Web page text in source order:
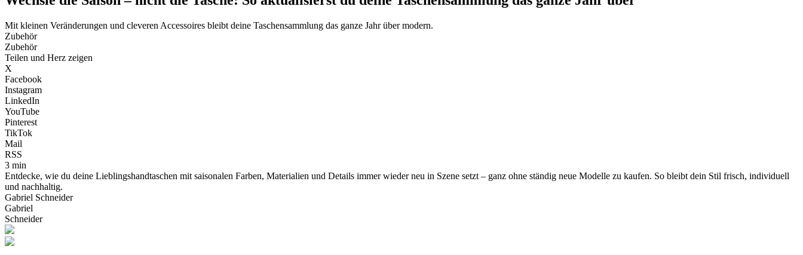
Mit kleinen Veränderungen und cleveren Accessoires bleibt deine Taschensammlung das ganze Jahr über modern.
Zubehör
Zubehör
Teilen und Herz zeigen
X
Facebook
Instagram
LinkedIn
YouTube
Pinterest
TikTok
Mail
RSS
3 min
Entdecke, wie du deine Lieblingshandtaschen mit saisonalen Farben, Materialien und Details immer wieder neu in Szene setzt – ganz ohne ständig neue Modelle zu kaufen. So bleibt dein Stil frisch, individuell
und nachhaltig.
Gabriel Schneider
Gabriel
Schneider